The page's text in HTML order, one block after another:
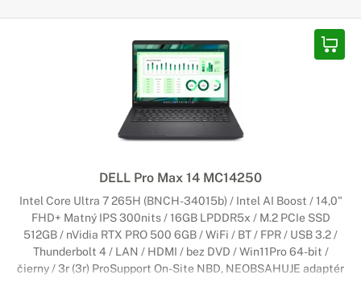
DELL Pro Max 14 MC14250
Intel Core Ultra 7 265H (BNCH-34015b) / Intel AI Boost / 14,0"
FHD+ Matný IPS 300nits / 16GB LPDDR5x / M.2 PCIe SSD
512GB / nVidia RTX PRO 500 6GB / WiFi / BT / FPR / USB 3.2 /
Thunderbolt 4 / LAN / HDMI / bez DVD / Win11Pro 64-bit /
čierny / 3r (3r) ProSupport On-Site NBD, NEOBSAHUJE adaptér